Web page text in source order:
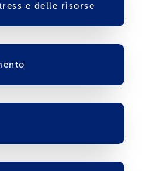
e delle risorse